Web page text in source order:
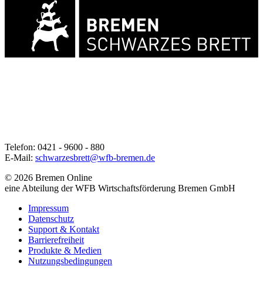
Telefon: 0421 - 9600 - 880
E-Mail: schwarzesbrett@wfb-bremen.de
© 2026 Bremen Online
eine Abteilung der WFB Wirtschaftsförderung Bremen GmbH
Impressum
Datenschutz
Support & Kontakt
Barrierefreiheit
Produkte & Medien
Nutzungsbedingungen